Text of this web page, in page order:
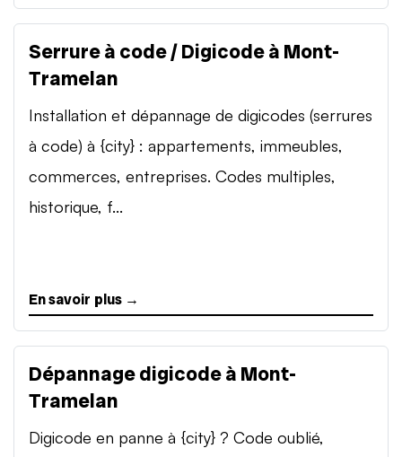
Serrure à code / Digicode à Mont-
Tramelan
Installation et dépannage de digicodes (serrures
à code) à {city} : appartements, immeubles,
commerces, entreprises. Codes multiples,
historique, f...
En savoir plus →
Dépannage digicode à Mont-
Tramelan
Digicode en panne à {city} ? Code oublié,